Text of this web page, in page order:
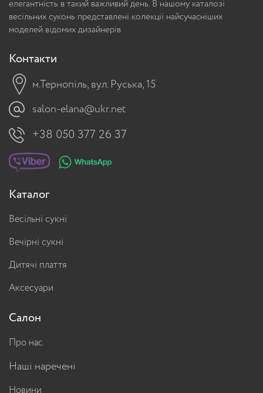
елегантність в такий важливий день. В нашому каталозі
весільних суконь представлені колекції найсучасніших
моделей відомих дизайнерів
Контакти
м.Тернопіль, вул. Руська, 15
salon-elana@ukr.net
+38 050 377 26 37
Каталог
Весільні сукні
Вечірні сукні
Дитячі плаття
Аксесуари
Салон
Про нас
Наші наречені
Новини